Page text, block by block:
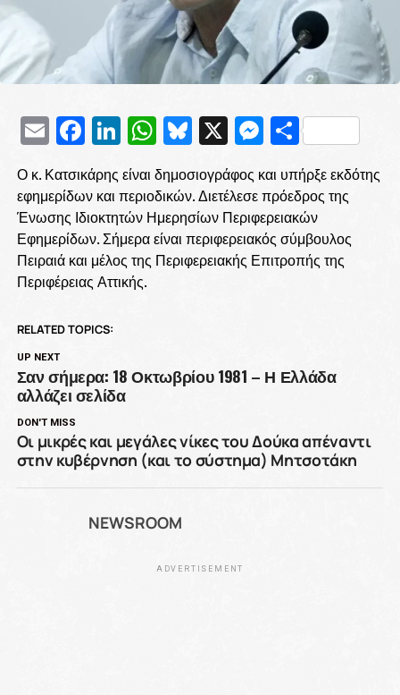
EmailFacebook
LinkedIn
WhatsApp
Bluesky
X
Ο κ. Κατσικάρης είναι δημοσιογράφος και υπήρξε εκδότης
εφημερίδων και περιοδικών. Διετέλεσε πρόεδρος της
Ένωσης Ιδιοκτητών Ημερησίων Περιφερειακών
Εφημερίδων. Σήμερα είναι περιφερειακός σύμβουλος
Πειραιά και μέλος της Περιφερειακής Επιτροπής της
Περιφέρειας Αττικής.
RELATED TOPICS:
UP NEXT
Σαν σήμερα: 18 Οκτωβρίου 1981 – Η Ελλάδα
αλλάζει σελίδα
DON'T MISS
Οι μικρές και μεγάλες νίκες του Δούκα απέναντι
στην κυβέρνηση (και το σύστημα) Μητσοτάκη
NEWSROOM
ADVERTISEMENT